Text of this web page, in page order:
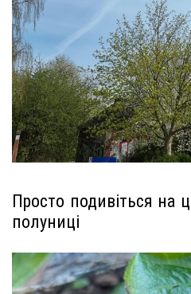
Просто подивіться на
полуниці